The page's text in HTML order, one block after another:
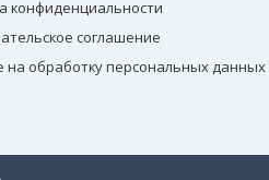
конфиденциальности
соглашение
на обработку персональных данных